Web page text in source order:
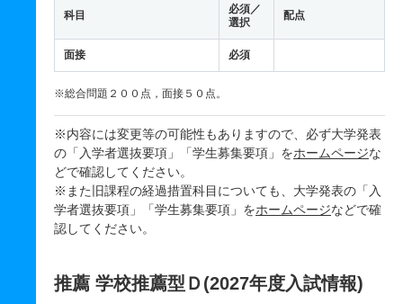
科目
必須／
選択
配点
面接 必須
※総合問題２００点，面接５０点。
※内容には変更等の可能性もありますので、必ず大学発表
の「入学者選抜要項」「学生募集要項」をホームページな
どで確認してください。
※また旧課程の経過措置科目についても、大学発表の「入
学者選抜要項」「学生募集要項」をホームページなどで確
認してください。
推薦 学校推薦型Ｄ(2027年度入試情報)